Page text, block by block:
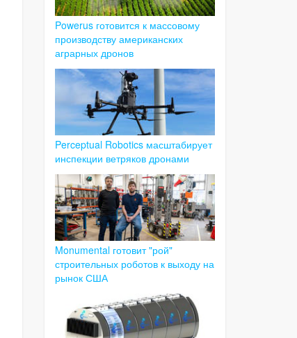
Powerus готовится к массовому
производству американских
аграрных дронов
Perceptual Robotics масштабирует
инспекции ветряков дронами
Monumental готовит "рой"
строительных роботов к выходу на
рынок США